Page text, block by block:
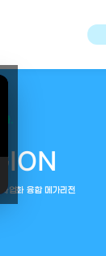
다.
업화 융합 메가리전